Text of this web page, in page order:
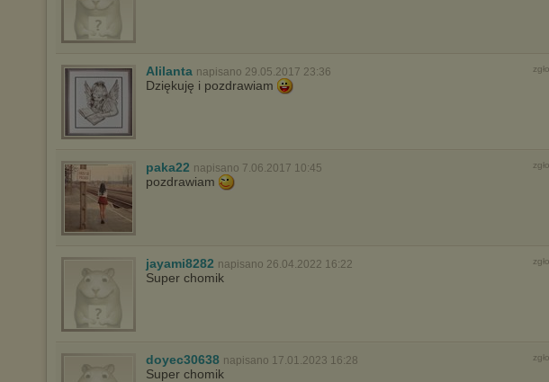
Alilanta napisano 29.05.2017 23:36
Dziękuję i pozdrawiam
paka22 napisano 7.06.2017 10:45
pozdrawiam
jayami8282 napisano 26.04.2022 16:22
Super chomik
doyec30638 napisano 17.01.2023 16:28
Super chomik